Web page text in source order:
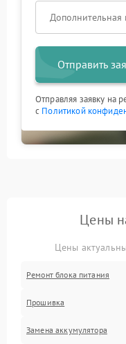
Отправить
Отправляя заявку на
с Политикой
Цены
Цены
Ремонт блока питания
Прошивка
Замена аккумулятора